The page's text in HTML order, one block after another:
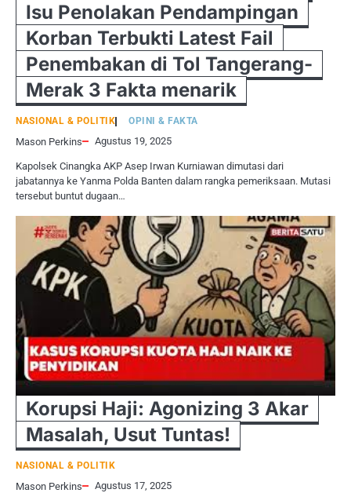
Isu Penolakan Pendampingan
Korban Terbukti Latest Fail
Penembakan di Tol Tangerang-
Merak 3 Fakta menarik
NASIONAL & POLITIK OPINI & FAKTA
Mason Perkins Agustus 19, 2025
Kapolsek Cinangka AKP Asep Irwan Kurniawan dimutasi dari
jabatannya ke Yanma Polda Banten dalam rangka pemeriksaan. Mutasi
tersebut buntut dugaan…
Korupsi Haji: Agonizing 3 Akar
Masalah, Usut Tuntas!
NASIONAL & POLITIK
Mason Perkins Agustus 17, 2025